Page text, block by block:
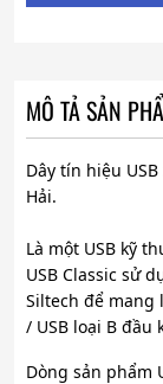
MÔ TẢ SẢN
Dây tín hiệu
Hải.
Là một USB kỹ
USB Classic sử
Siltech để mang
/ USB loại B đầu
Dòng sản phẩm